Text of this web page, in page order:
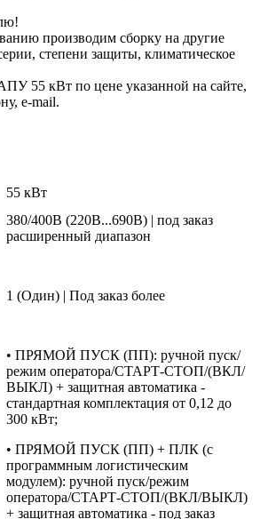
производим сборку на другие
степени защиты, климатическое
55 кВт по цене указанной на сайте,
e-mail.
55 кВт
380/400В (220В...690В) | под заказ
расширенный диапазон
1 (Один) | Под заказ более
• ПРЯМОЙ ПУСК (ПП): ручной пуск/
режим оператора/СТАРТ-СТОП/(ВКЛ/
ВЫКЛ) + защитная автоматика -
стандартная комплектация от 0,12 до
300 кВт;
• ПРЯМОЙ ПУСК (ПП) + ПЛК (с
программным логистическим
модулем): ручной пуск/режим
оператора/СТАРТ-СТОП/(ВКЛ/ВЫКЛ)
+ защитная автоматика - под заказ